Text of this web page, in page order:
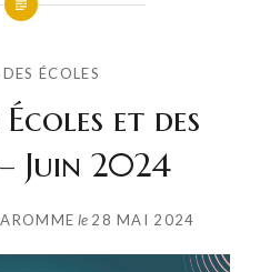
ÉCOLES
et des
Juin 2024
le 28 MAI 2024